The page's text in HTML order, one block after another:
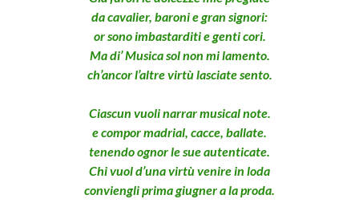
da cavalier, baroni e gran signori:
or sono imbastarditi e genti cori.
Ma di’ Musica sol non mi lamento.
ch’ancor l’altre virtù lasciate sento.
Ciascun vuoli narrar musical note.
e compor madrial, cacce, ballate.
tenendo ognor le sue autenticate.
Chi vuol d’una virtù venire in loda
conviengli prima giugner a la proda.